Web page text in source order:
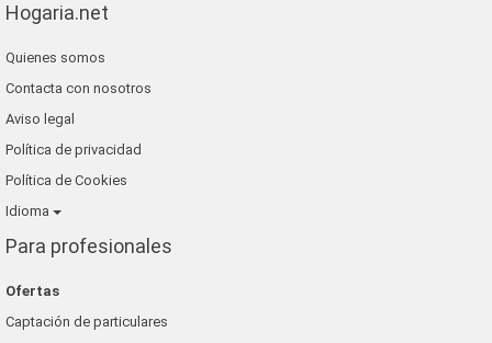
Hogaria.net
Quienes somos
Contacta con nosotros
Aviso legal
Política de privacidad
Política de Cookies
Idioma
Para profesionales
Ofertas
Captación de particulares